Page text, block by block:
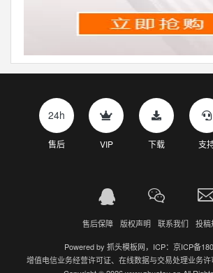
24h
售后 VIP 下载 支
售后保障 版权声明 联系我们 投稿
Powered by 抓头模板网，ICP： 京ICP备
增值电信业务经营许可证、在线数据与交易处理业务